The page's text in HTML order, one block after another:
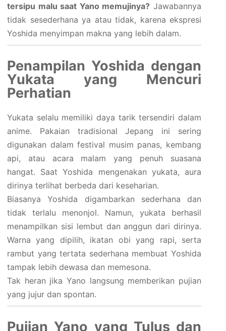
tersipu malu saat Yano memujinya? Jawabannya
tidak sesederhana ya atau tidak, karena ekspresi
Yoshida menyimpan makna yang lebih dalam.
Penampilan Yoshida dengan
Yukata yang Mencuri
Perhatian
Yukata selalu memiliki daya tarik tersendiri dalam
anime. Pakaian tradisional Jepang ini sering
digunakan dalam festival musim panas, kembang
api, atau acara malam yang penuh suasana
hangat. Saat Yoshida mengenakan yukata, aura
dirinya terlihat berbeda dari keseharian.
Biasanya Yoshida digambarkan sederhana dan
tidak terlalu menonjol. Namun, yukata berhasil
menampilkan sisi lembut dan anggun dari dirinya.
Warna yang dipilih, ikatan obi yang rapi, serta
rambut yang tertata sederhana membuat Yoshida
tampak lebih dewasa dan memesona.
Tak heran jika Yano langsung memberikan pujian
yang jujur dan spontan.
Pujian Yano yang Tulus dan